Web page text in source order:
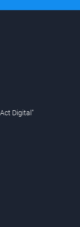
Digital"